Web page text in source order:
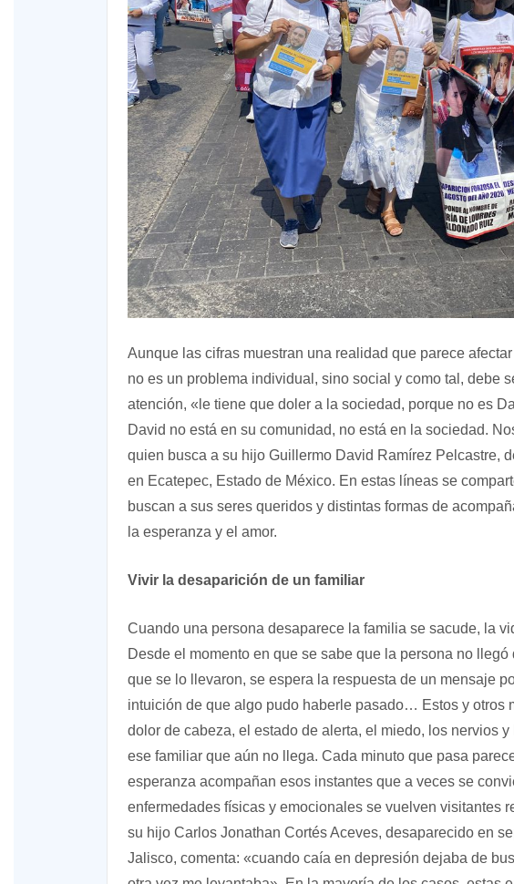
Aunque las cifras muestran una realidad que parece
no es un problema individual, sino social y como tal, debe
atención, «le tiene que doler a la sociedad, porque no es
David no está en su comunidad, no está en la sociedad.
quien busca a su hijo Guillermo David Ramírez Pelcastre,
en Ecatepec, Estado de México. En estas líneas se
buscan a sus seres queridos y distintas formas de
la esperanza y el amor.
Vivir la desaparición de un familiar
Cuando una persona desaparece la familia se sacude, la
Desde el momento en que se sabe que la persona no
que se lo llevaron, se espera la respuesta de un mensaje
intuición de que algo pudo haberle pasado… Estos y otros
dolor de cabeza, el estado de alerta, el miedo, los nervios
ese familiar que aún no llega. Cada minuto que pasa
esperanza acompañan esos instantes que a veces se
enfermedades físicas y emocionales se vuelven visitantes
su hijo Carlos Jonathan Cortés Aceves, desaparecido en
Jalisco, comenta: «cuando caía en depresión dejaba de